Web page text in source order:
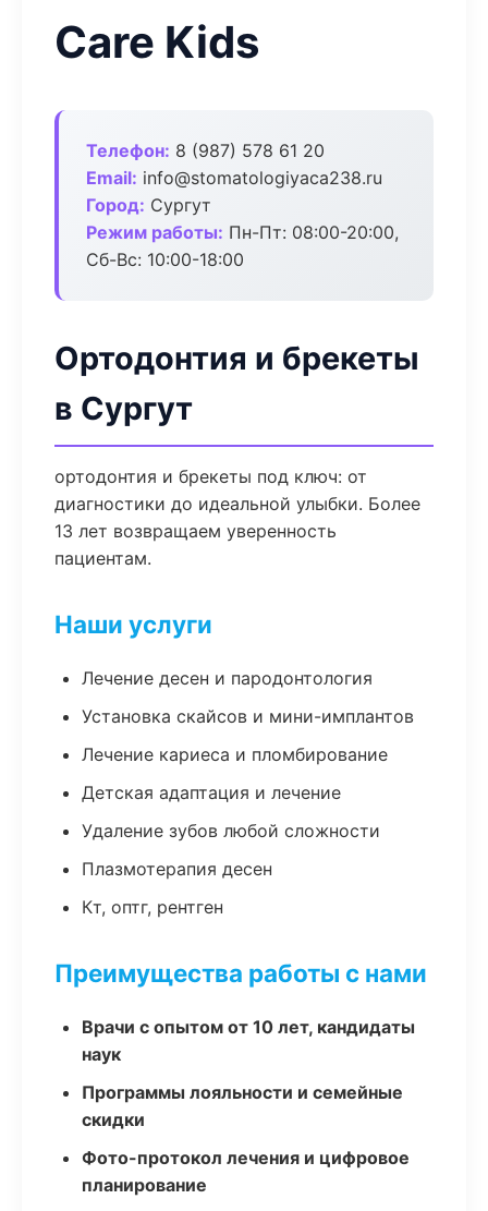
Care Kids
Телефон: 8 (987) 578 61 20
Email: info@stomatologiyaca238.ru
Город: Сургут
Режим работы: Пн-Пт: 08:00-20:00,
Сб-Вс: 10:00-18:00
Ортодонтия и брекеты
в Сургут
ортодонтия и брекеты под ключ: от
диагностики до идеальной улыбки. Более
13 лет возвращаем уверенность
пациентам.
Наши услуги
Лечение десен и пародонтология
Установка скайсов и мини-имплантов
Лечение кариеса и пломбирование
Детская адаптация и лечение
Удаление зубов любой сложности
Плазмотерапия десен
Кт, оптг, рентген
Преимущества работы с нами
Врачи с опытом от 10 лет, кандидаты
наук
Программы лояльности и семейные
скидки
Фото-протокол лечения и цифровое
планирование